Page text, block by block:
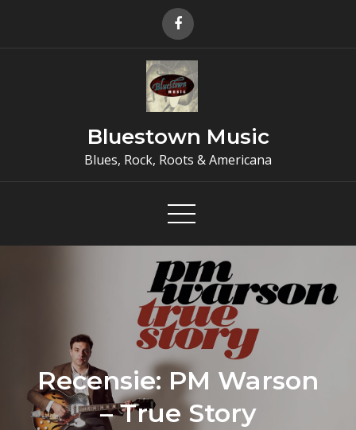
Bluestown Music
Blues, Rock, Roots & Americana
Recensie: PM Warson
– True Story